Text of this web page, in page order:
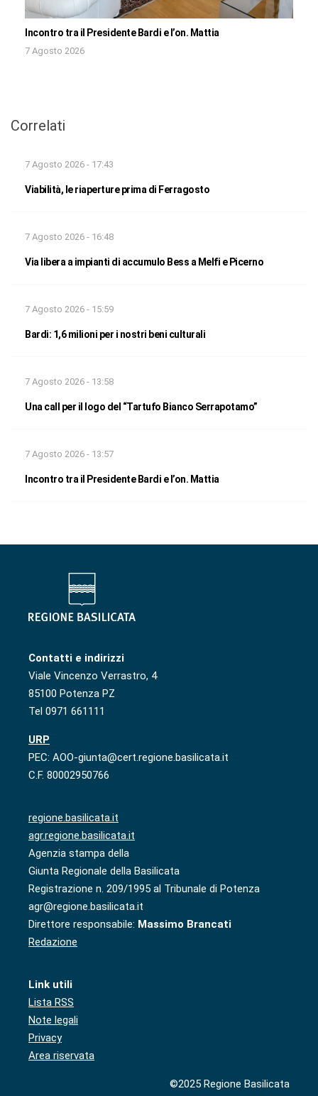
Incontro tra il Presidente Bardi e l’on. Mattia
7 Agosto 2026
Correlati
7 Agosto 2026 - 17:43
Viabilità, le riaperture prima di Ferragosto
7 Agosto 2026 - 16:48
Via libera a impianti di accumulo Bess a Melfi e Picerno
7 Agosto 2026 - 15:59
Bardi: 1,6 milioni per i nostri beni culturali
7 Agosto 2026 - 13:58
Una call per il logo del “Tartufo Bianco Serrapotamo”
7 Agosto 2026 - 13:57
Incontro tra il Presidente Bardi e l’on. Mattia
Contatti e indirizzi
Viale Vincenzo Verrastro, 4
85100 Potenza PZ
Tel 0971 661111
URP
PEC: AOO-giunta@cert.regione.basilicata.it
C.F. 80002950766
regione.basilicata.it
agr.regione.basilicata.it
Agenzia stampa della
Giunta Regionale della Basilicata
Registrazione n. 209/1995 al Tribunale di Potenza
agr@regione.basilicata.it
Direttore responsabile: Massimo Brancati
Redazione
Link utili
Lista RSS
Note legali
Privacy
Area riservata
©2025 Regione Basilicata